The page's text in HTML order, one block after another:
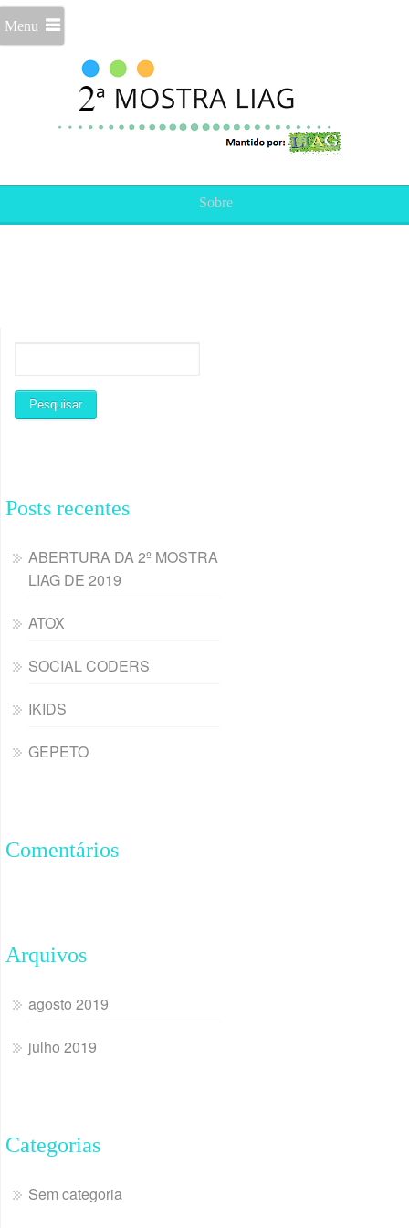
Menu
Sobre
Posts recentes
ABERTURA DA 2º MOSTRA
LIAG DE 2019
ATOX
SOCIAL CODERS
IKIDS
GEPETO
Comentários
Arquivos
agosto 2019
julho 2019
Categorias
Sem categoria